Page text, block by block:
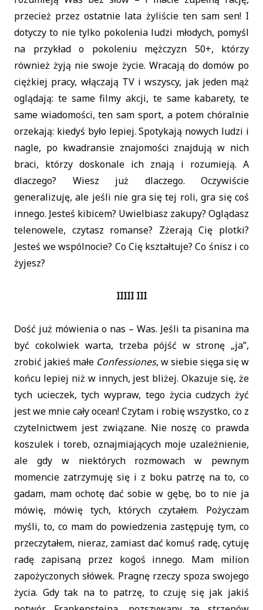
przecież przez ostatnie lata żyliście ten sam sen! I
dotyczy to nie tylko pokolenia ludzi młodych, pomyśl
na przykład o pokoleniu mężczyzn 50+, którzy
również żyją nie swoje życie. Wracają do domów po
ciężkiej pracy, włączają TV i wszyscy, jak jeden mąż
oglądają: te same filmy akcji, te same kabarety, te
same wiadomości, ten sam sport, a potem chóralnie
orzekają: kiedyś było lepiej. Spotykają nowych ludzi i
nagle, po kwadransie znajomości znajdują w nich
braci, którzy doskonale ich znają i rozumieją. A
dlaczego? Wiesz już dlaczego. Oczywiście
generalizuję, ale jeśli nie gra się tej roli, gra się coś
innego. Jesteś kibicem? Uwielbiasz zakupy? Oglądasz
telenowele, czytasz romanse? Zżerają Cię plotki?
Jesteś we wspólnocie? Co Cię kształtuje? Co śnisz i co
żyjesz?
IIIII III
Dość już mówienia o nas – Was. Jeśli ta pisanina ma
być cokolwiek warta, trzeba pójść w stronę „ja”,
zrobić jakieś małe Confessiones, w siebie sięga się w
końcu lepiej niż w innych, jest bliżej. Okazuje się, że
tych ucieczek, tych wypraw, tego życia cudzych żyć
jest we mnie cały ocean! Czytam i robię wszystko, co z
czytelnictwem jest związane. Nie noszę co prawda
koszulek i toreb, oznajmiających moje uzależnienie,
ale gdy w niektórych rozmowach w pewnym
momencie zatrzymuję się i z boku patrzę na to, co
gadam, mam ochotę dać sobie w gębę, bo to nie ja
mówię, mówię tych, których czytałem. Pożyczam
myśli, to, co mam do powiedzenia zastępuję tym, co
przeczytałem, nieraz, zamiast dać komuś radę, cytuję
radę zapisaną przez kogoś innego. Mam milion
zapożyczonych słówek. Pragnę rzeczy spoza swojego
życia. Gdy tak na to patrzę, to czuję się jak jakiś